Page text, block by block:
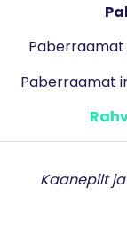
Paberraamat
Paberraamat
Kaanepilt ja